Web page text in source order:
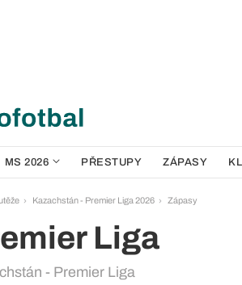
MS 2026 PŘESTUPY ZÁPASY
Kazachstán - Premier Liga 2026 Zápasy
Liga
- Premier Liga